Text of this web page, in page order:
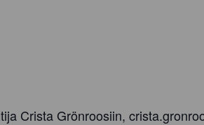
Crista Grönroosiin,